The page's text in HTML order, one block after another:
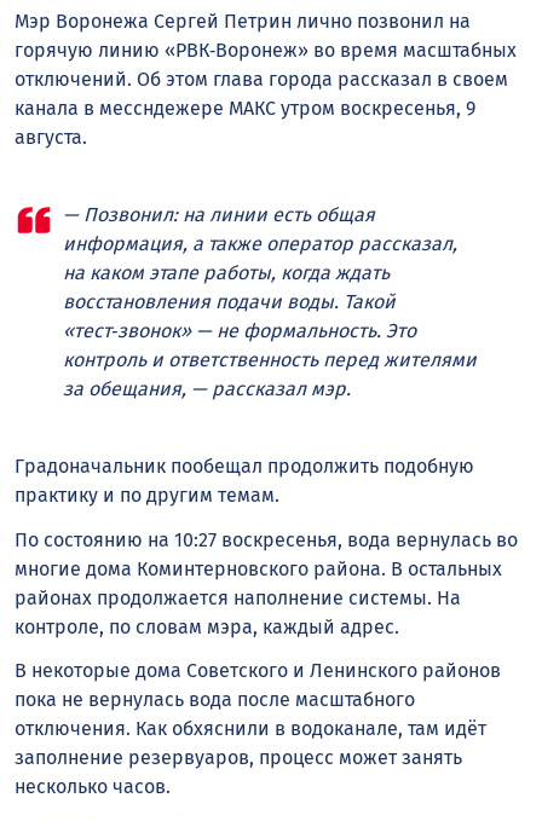
Мэр Воронежа Сергей Петрин лично позвонил на
горячую линию «РВК‑Воронеж» во время масштабных
отключений. Об этом глава города рассказал в своем
канала в мессндежере МАКС утром воскресенья, 9
августа.
— Позвонил: на линии есть общая
информация, а также оператор рассказал,
на каком этапе работы, когда ждать
восстановления подачи воды. Такой
«тест‑звонок» — не формальность. Это
контроль и ответственность перед жителями
за обещания, — рассказал мэр.
Градоначальник пообещал продолжить подобную
практику и по другим темам.
По состоянию на 10:27 воскресенья, вода вернулась во
многие дома Коминтерновского района. В остальных
районах продолжается наполнение системы. На
контроле, по словам мэра, каждый адрес.
В некоторые дома Советского и Ленинского районов
пока не вернулась вода после масштабного
отключения. Как обхяснили в водоканале, там идёт
заполнение резервуаров, процесс может занять
несколько часов.